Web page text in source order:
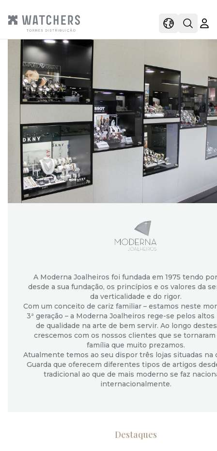
viewOpen
A Moderna Joalheiros foi fundada em 1975 tendo
desde a sua fundação, os princípios e os valores da
da verticalidade e do rigor.
Com um conceito de cariz familiar – estamos neste
3ª geração – a Moderna Joalheiros rege-se pelos altos
de qualidade na arte de bem servir. Ao longo
crescemos com os nossos clientes que se
família que muito prezamos.
Atualmente temos ao seu dispor três lojas situadas na
Guarda que oferecem diferentes tipos de artigos
tradicional ao que de mais moderno se faz
internacionalmente.
Destaques